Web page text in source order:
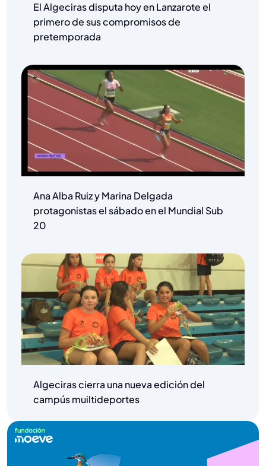
El Algeciras disputa hoy en Lanzarote el
primero de sus compromisos de
pretemporada
Ana Alba Ruiz y Marina Delgada
protagonistas el sábado en el Mundial Sub
20
Algeciras cierra una nueva edición del
campús muiltideportes